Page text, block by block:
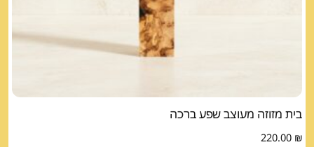
בית מזוזה מעוצב שפע ברכה
220.00 ₪